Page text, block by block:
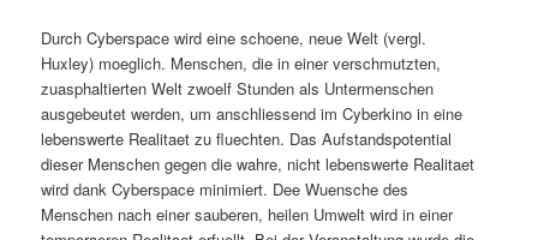
Durch Cyberspace wird eine schoene, neue Welt (vergl.
Huxley) moeglich. Menschen, die in einer verschmutzten,
zuasphaltierten Welt zwoelf Stunden als Untermenschen
ausgebeutet werden, um anschliessend im Cyberkino in eine
lebenswerte Realitaet zu fluechten. Das Aufstandspotential
dieser Menschen gegen die wahre, nicht lebenswerte Realitaet
wird dank Cyberspace minimiert. Dee Wuensche des
Menschen nach einer sauberen, heilen Umwelt wird in einer